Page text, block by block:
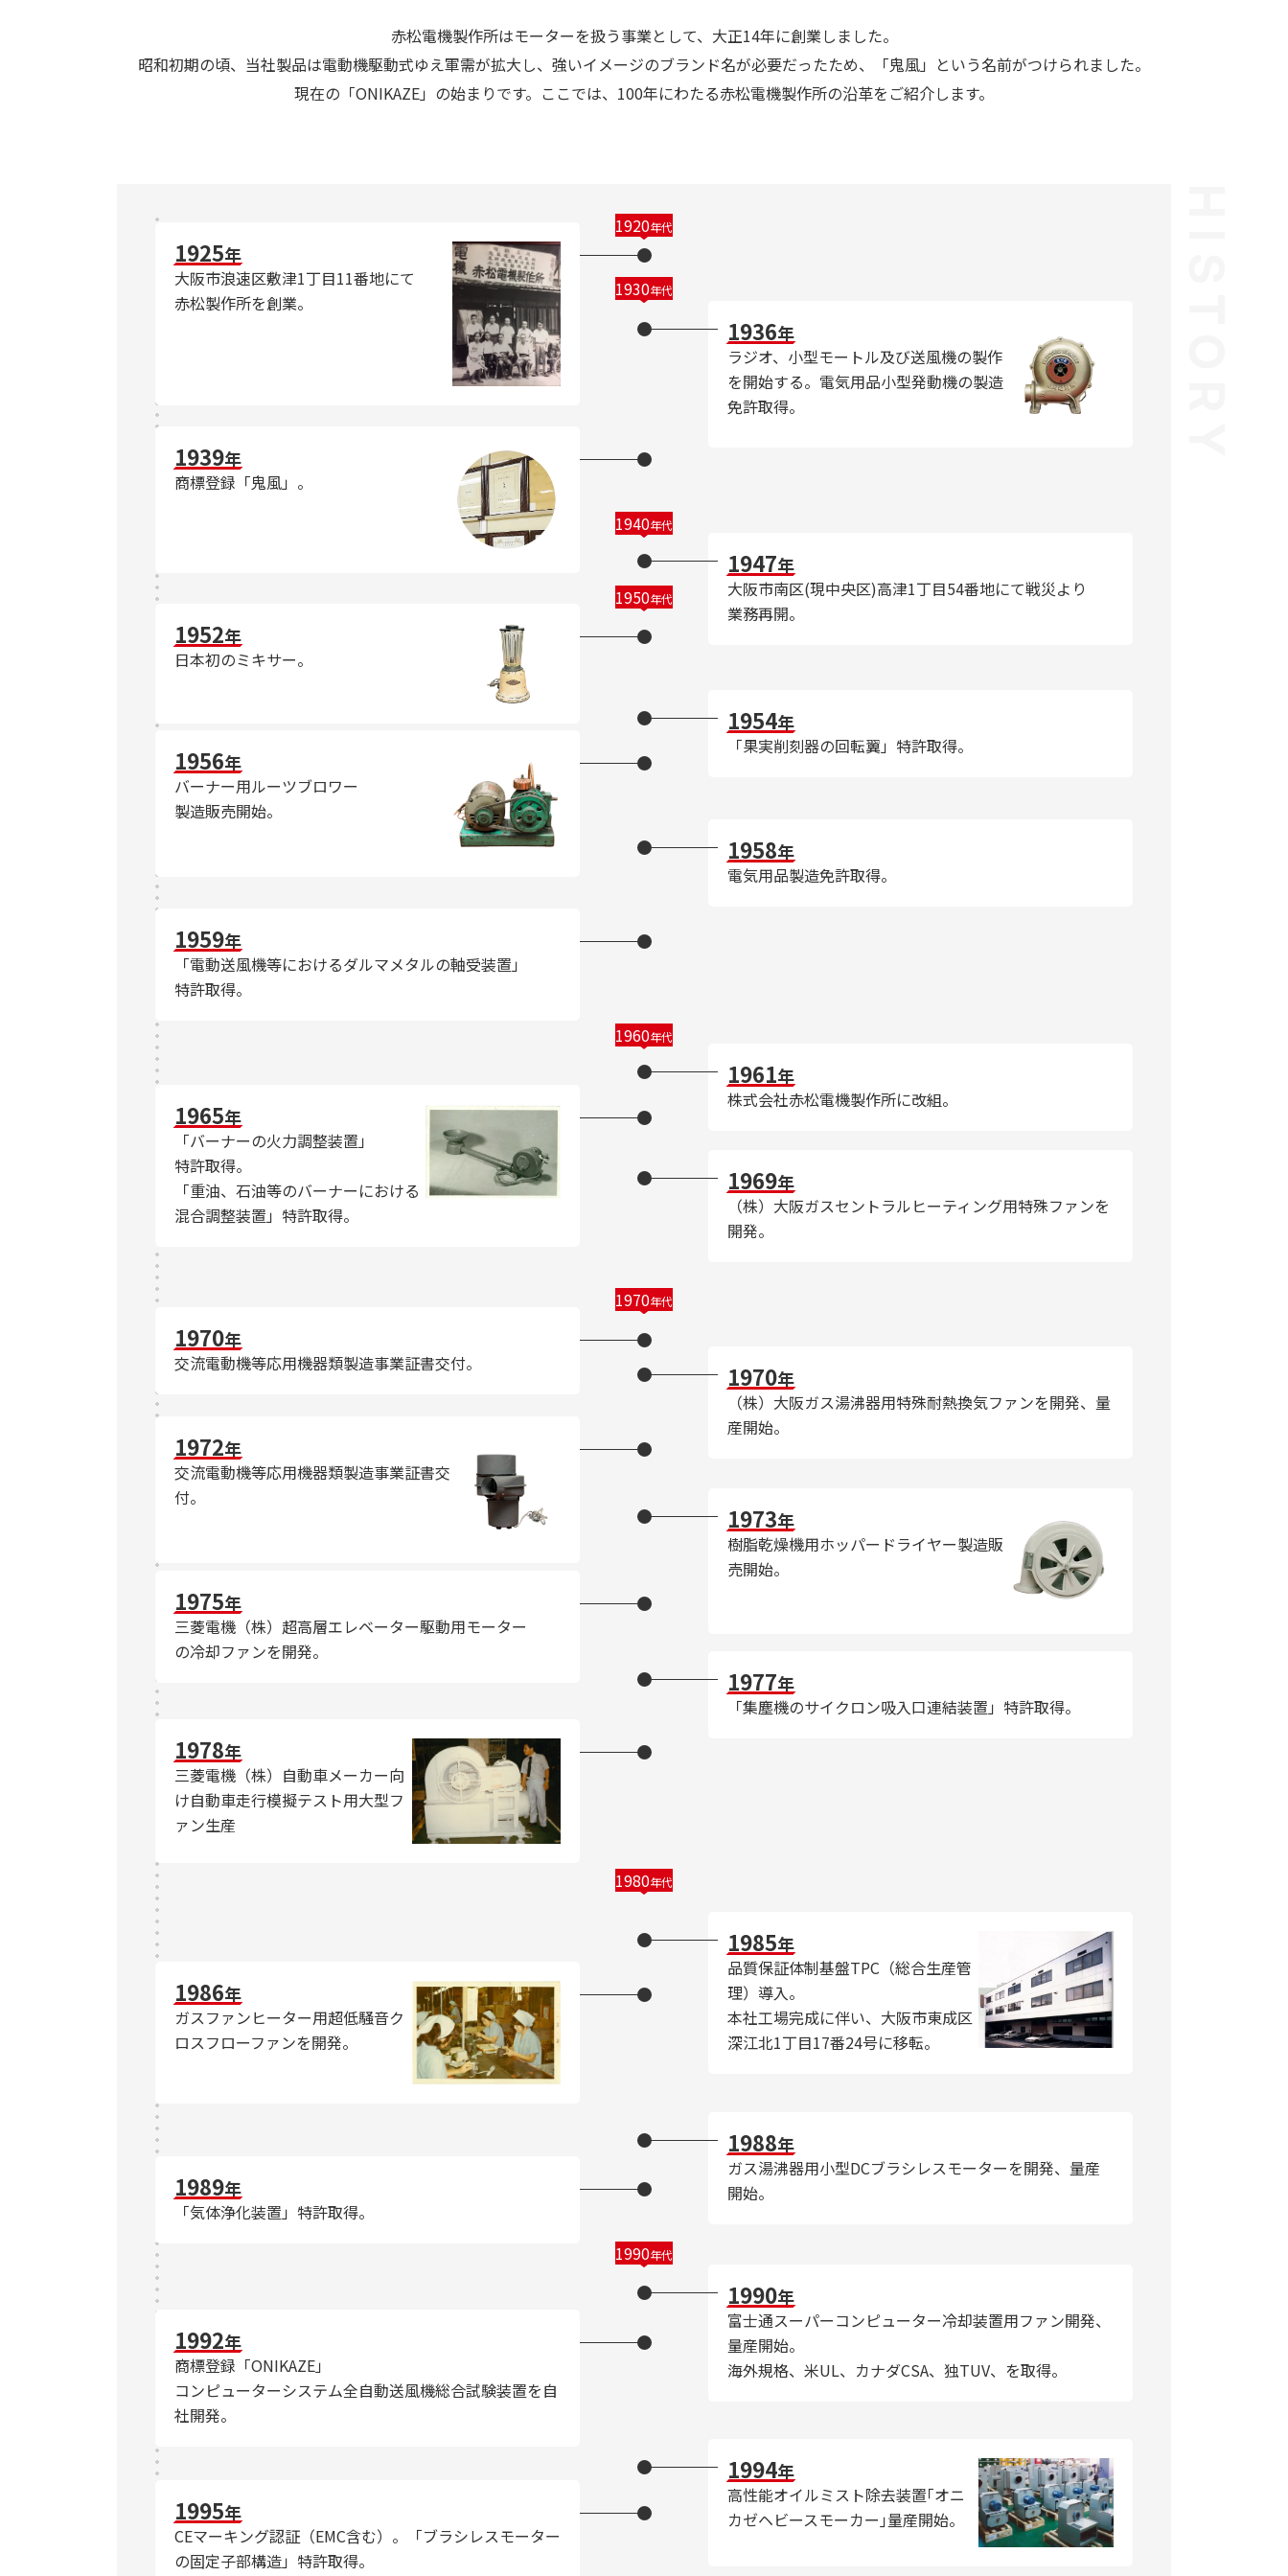
赤松電機製作所はモーターを扱う事業として、大正14年に創業しました。
昭和初期の頃、当社製品は電動機駆動式ゆえ軍需が拡大し、強いイメージのブランド名が必要だったため、「鬼風」という名前がつけられました。
現在の「ONIKAZE」の始まりです。ここでは、100年にわたる赤松電機製作所の沿革をご紹介します。
1920年代
1925年
大阪市浪速区敷津1丁目11番地にて
赤松製作所を創業。
1930年代
1936年
ラジオ、小型モートル及び送風機の製作
を開始する。電気用品小型発動機の製造
免許取得。
1939年
商標登録「鬼風」。
1940年代
1947年
大阪市南区(現中央区)高津1丁目54番地にて戦災より
業務再開。
1950年代
1952年
日本初のミキサー。
1954年
「果実削刻器の回転翼」特許取得。
1956年
バーナー用ルーツブロワー
製造販売開始。
1958年
電気用品製造免許取得。
1959年
「電動送風機等におけるダルマメタルの軸受装置」
特許取得。
1960年代
1961年
株式会社赤松電機製作所に改組。
1965年
「バーナーの火力調整装置」
特許取得。
「重油、石油等のバーナーにおける
混合調整装置」特許取得。
1969年
（株）大阪ガスセントラルヒーティング用特殊ファンを
開発。
1970年代
1970年
交流電動機等応用機器類製造事業証書交付。 1970年
（株）大阪ガス湯沸器用特殊耐熱換気ファンを開発、量
産開始。
1972年
交流電動機等応用機器類製造事業証書交
付。
1973年
樹脂乾燥機用ホッパードライヤー製造販
売開始。
1975年
三菱電機（株）超高層エレベーター駆動用モーター
の冷却ファンを開発。
1977年
「集塵機のサイクロン吸入口連結装置」特許取得。
1978年
三菱電機（株）自動車メーカー向
け自動車走行模擬テスト用大型フ
ァン生産
1980年代
1985年
品質保証体制基盤TPC（総合生産管
理）導入。
本社工場完成に伴い、大阪市東成区
深江北1丁目17番24号に移転。
1986年
ガスファンヒーター用超低騒音ク
ロスフローファンを開発。
1988年
ガス湯沸器用小型DCブラシレスモーターを開発、量産
開始。
1989年
「気体浄化装置」特許取得。
1990年代
1990年
富士通スーパーコンピューター冷却装置用ファン開発、
量産開始。
海外規格、米UL、カナダCSA、独TUV、を取得。
1992年
商標登録「ONIKAZE」
コンピューターシステム全自動送風機総合試験装置を自
社開発。
1994年
高性能オイルミスト除去装置｢オニ
カゼヘビースモーカー｣量産開始。
1995年
CEマーキング認証（EMC含む）。「ブラシレスモーター
の固定子部構造」特許取得。